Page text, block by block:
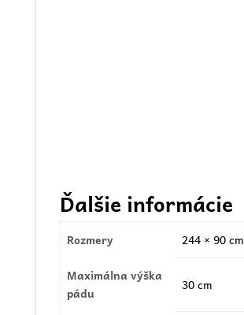
Ďalšie informácie
Rozmery 244 × 90 cm
Maximálna výška
pádu
30 cm